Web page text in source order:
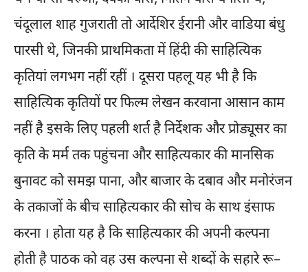
चंदूलाल शाह गुजराती तो आर्देशिर ईरानी और वाडिया बंधु
पारसी थे, जिनकी प्राथमिकता में हिंदी की साहित्यिक
कृतियां लगभग नहीं रहीं । दूसरा पहलू यह भी है कि
साहित्यिक कृतियों पर फिल्म लेखन करवाना आसान काम
नहीं है इसके लिए पहली शर्त है निर्देशक और प्रोड्यूसर का
कृति के मर्म तक पहुंचना और साहित्यकार की मानसिक
बुनावट को समझ पाना, और बाजार के दबाव और मनोरंजन
के तकाजों के बीच साहित्यकार की सोच के साथ इंसाफ
करना । होता यह है कि साहित्यकार की अपनी कल्पना
होती है पाठक को वह उस कल्पना से शब्दों के सहारे रू–